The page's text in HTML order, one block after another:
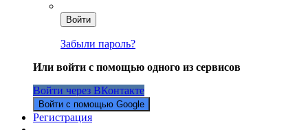
Войти
Забыли пароль?
Или войти с помощью одного из сервисов
Войти через ВКонтакте
Войти с помощью Google
Регистрация